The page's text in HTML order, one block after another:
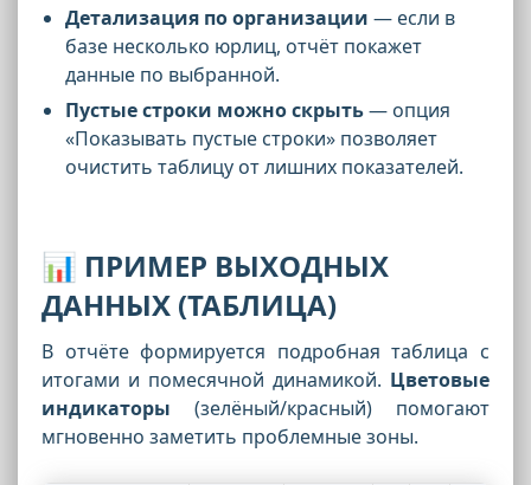
Детализация по организации — если в
базе несколько юрлиц, отчёт покажет
данные по выбранной.
Пустые строки можно скрыть— опция
«Показывать пустые строки» позволяет
очистить таблицу от лишних показателей.
📊 ПРИМЕР ВЫХОДНЫХ
ДАННЫХ (ТАБЛИЦА)
В отчёте формируется подробная таблица с
итогами и помесячной динамикой. Цветовые
индикаторы (зелёный/красный) помогают
мгновенно заметить проблемные зоны.